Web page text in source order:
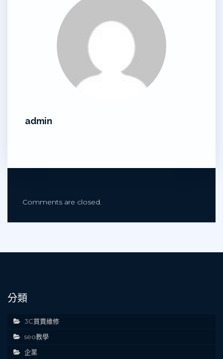
admin
Comments are closed.
分類
3C買賣維修
seo教學
企業